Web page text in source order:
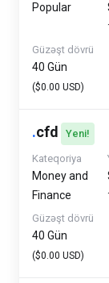
Popular
Güzəşt dövrü
40 Gün
($0.00 USD)
.cfd Yeni!
Kateqoriya
Money and
Finance
Güzəşt dövrü
40 Gün
($0.00 USD)